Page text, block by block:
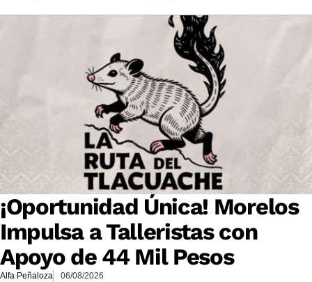
¡Oportunidad Única! Morelos
Impulsa a Talleristas con
Apoyo de 44 Mil Pesos
Alfa Peñaloza 06/08/2026